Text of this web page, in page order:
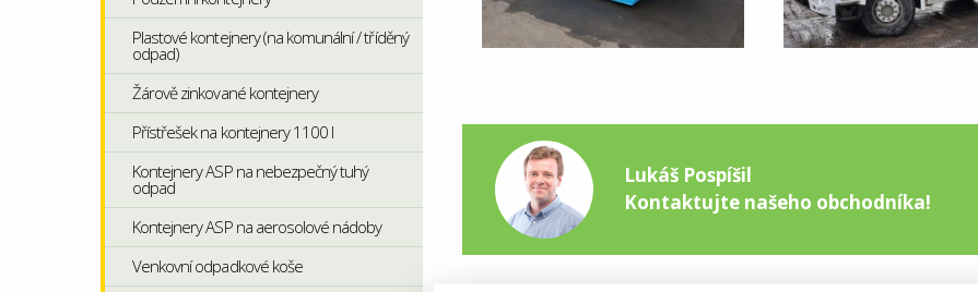
Plastové kontejnery (na komunální / tříděný
odpad)
Žárově zinkované kontejnery
Přístřešek na kontejnery 1100 l
Kontejnery ASP na nebezpečný tuhý
odpad
Kontejnery ASP na aerosolové nádoby
Venkovní odpadkové koše
Lukáš Pospíšil
Kontaktujte našeho obchodníka!